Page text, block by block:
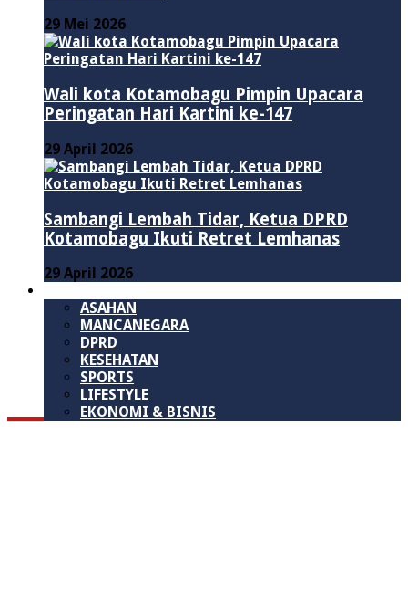
29 Mei 2026
Wali kota Kotamobagu Pimpin Upacara
Peringatan Hari Kartini ke-147
29 April 2026
Sambangi Lembah Tidar, Ketua DPRD
Kotamobagu Ikuti Retret Lemhanas
29 April 2026
ASAHAN
MANCANEGARA
DPRD
KESEHATAN
SPORTS
LIFESTYLE
EKONOMI & BISNIS